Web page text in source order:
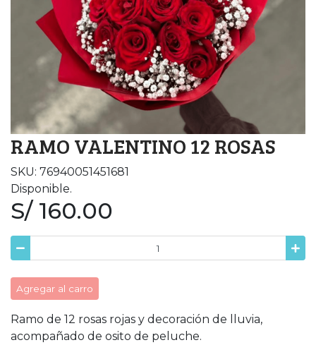
RAMO VALENTINO 12 ROSAS
SKU: 76940051451681
Disponible.
S/ 160.00
Agregar al carro
Ramo de 12 rosas rojas y decoración de lluvia,
acompañado de osito de peluche.